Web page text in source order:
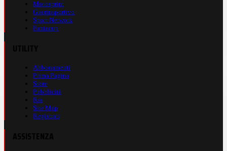
Motosprint
Guerinsportivo
Sport Network
Fantacup
Abbonamenti
Prima Pagina
Store
Pubblicità
Rss
Site Map
Registrati